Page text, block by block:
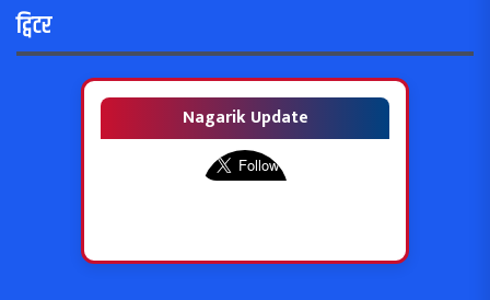
ट्विटर
Nagarik Update